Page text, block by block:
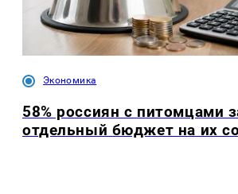
Экономика
58% россиян с питомцами
отдельный бюджет на их